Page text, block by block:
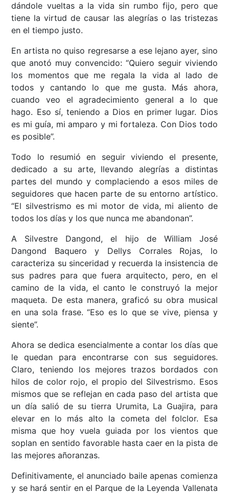
dándole vueltas a la vida sin rumbo fijo, pero que
tiene la virtud de causar las alegrías o las tristezas
en el tiempo justo.
En artista no quiso regresarse a ese lejano ayer, sino
que anotó muy convencido: “Quiero seguir viviendo
los momentos que me regala la vida al lado de
todos y cantando lo que me gusta. Más ahora,
cuando veo el agradecimiento general a lo que
hago. Eso sí, teniendo a Dios en primer lugar. Dios
es mi guía, mi amparo y mi fortaleza. Con Dios todo
es posible”.
Todo lo resumió en seguir viviendo el presente,
dedicado a su arte, llevando alegrías a distintas
partes del mundo y complaciendo a esos miles de
seguidores que hacen parte de su entorno artístico.
“El silvestrismo es mi motor de vida, mi aliento de
todos los días y los que nunca me abandonan”.
A Silvestre Dangond, el hijo de William José
Dangond Baquero y Dellys Corrales Rojas, lo
caracteriza su sinceridad y recuerda la insistencia de
sus padres para que fuera arquitecto, pero, en el
camino de la vida, el canto le construyó la mejor
maqueta. De esta manera, graficó su obra musical
en una sola frase. “Eso es lo que se vive, piensa y
siente”.
Ahora se dedica esencialmente a contar los días que
le quedan para encontrarse con sus seguidores.
Claro, teniendo los mejores trazos bordados con
hilos de color rojo, el propio del Silvestrismo. Esos
mismos que se reflejan en cada paso del artista que
un día salió de su tierra Urumita, La Guajira, para
elevar en lo más alto la cometa del folclor. Esa
misma que hoy vuela guiada por los vientos que
soplan en sentido favorable hasta caer en la pista de
las mejores añoranzas.
Definitivamente, el anunciado baile apenas comienza
y se hará sentir en el Parque de la Leyenda Vallenata